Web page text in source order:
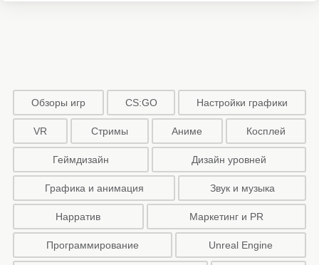
Обзоры игр CS:GO Настройки графики
VR Стримы Аниме Косплей
Геймдизайн Дизайн уровней
Графика и анимация Звук и музыка
Нарратив Маркетинг и PR
Программирование Unreal Engine